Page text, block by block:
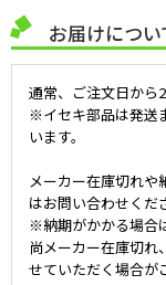
お届けについ
通常、ご注文日から
※イセキ部品は発送
います。
メーカー在庫切れや
はお問い合わせくだ
※納期がかかる場合
尚メーカー在庫切れ
せていただく場合が